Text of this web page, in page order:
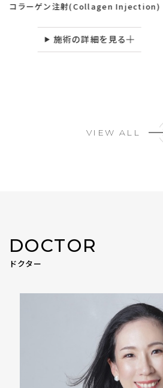
コラーゲン注射(Collagen Injection)
施術の詳細を見る
VIEW ALL
DOCTOR
ドクター